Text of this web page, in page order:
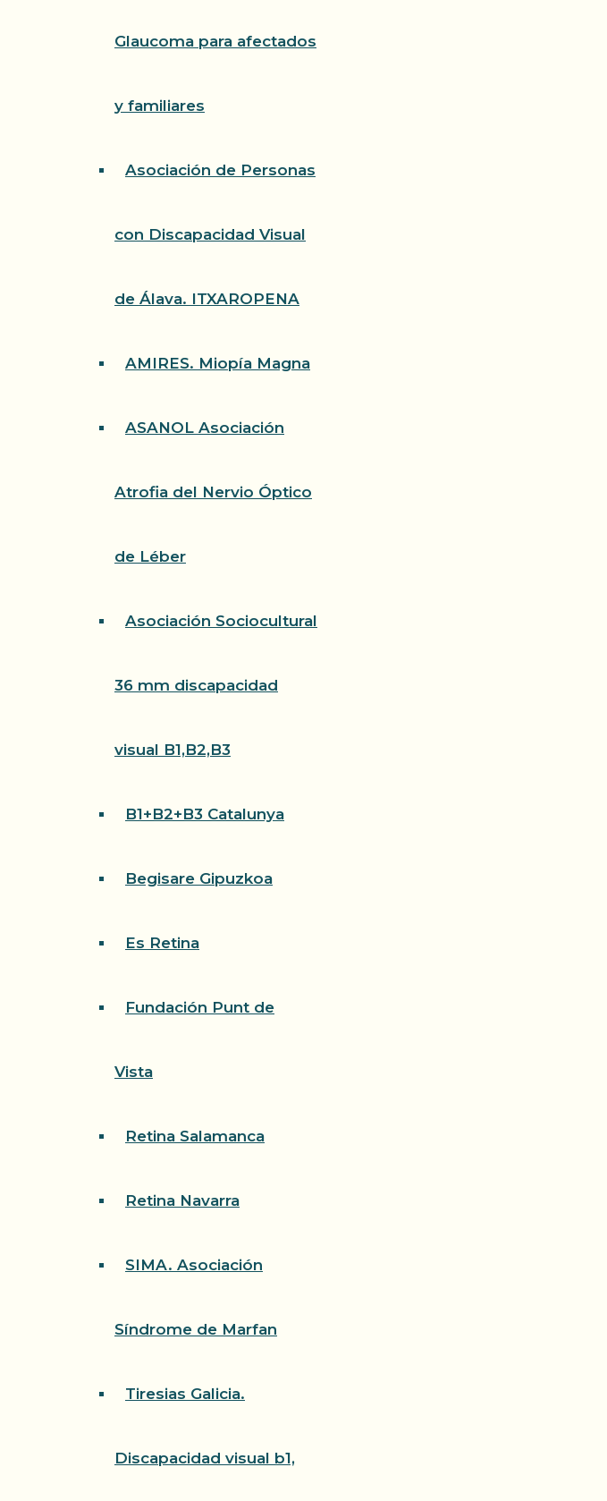
Glaucoma para afectados
y familiares
Asociación de Personas
con Discapacidad Visual
de Álava. ITXAROPENA
AMIRES. Miopía Magna
ASANOL Asociación
Atrofia del Nervio Óptico
de Léber
Asociación Sociocultural
36 mm discapacidad
visual B1,B2,B3
B1+B2+B3 Catalunya
Begisare Gipuzkoa
Es Retina
Fundación Punt de
Vista
Retina Salamanca
Retina Navarra
SIMA. Asociación
Síndrome de Marfan
Tiresias Galicia.
Discapacidad visual b1,